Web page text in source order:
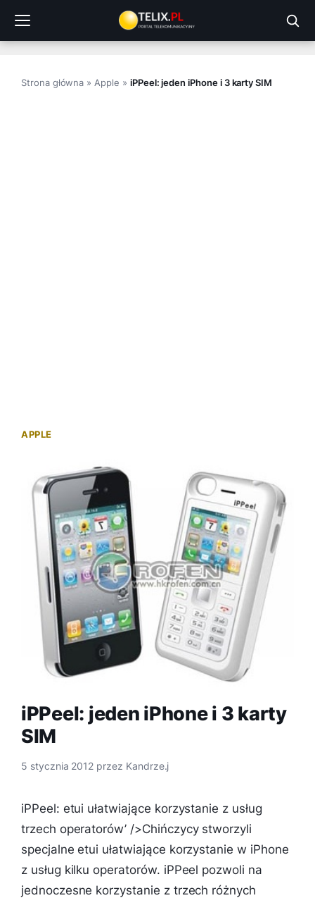
treści
Strona główna » Apple » iPPeel: jeden iPhone i 3 karty SIM
APPLE
iPPeel: jeden iPhone i 3 karty
SIM
5 stycznia 2012 przez Kandrze.j
iPPeel: etui ułatwiające korzystanie z usług
trzech operatorów’ />Chińczycy stworzyli
specjalne etui ułatwiające korzystanie w iPhone
z usług kilku operatorów. iPPeel pozwoli na
jednoczesne korzystanie z trzech różnych